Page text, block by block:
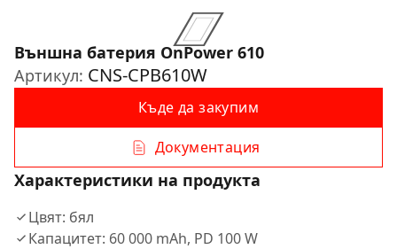
Външна батерия OnPower 610
Артикул: CNS-CPB610W
Къде да закупим
Документация
Характеристики на продукта
Цвят: бял
Капацитет: 60 000 mAh, PD 100 W